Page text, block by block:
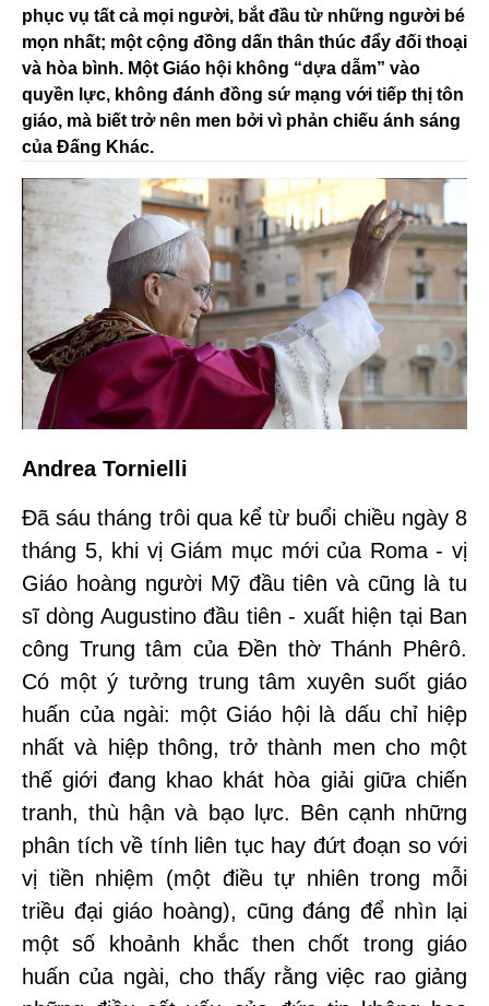
phục vụ tất cả mọi người, bắt đầu từ những người bé
mọn nhất; một cộng đồng dấn thân thúc đẩy đối thoại
và hòa bình. Một Giáo hội không “dựa dẫm” vào
quyền lực, không đánh đồng sứ mạng với tiếp thị tôn
giáo, mà biết trở nên men bởi vì phản chiếu ánh sáng
của Đấng Khác.
Andrea Tornielli
Đã sáu tháng trôi qua kể từ buổi chiều ngày 8
tháng 5, khi vị Giám mục mới của Roma - vị
Giáo hoàng người Mỹ đầu tiên và cũng là tu
sĩ dòng Augustino đầu tiên - xuất hiện tại Ban
công Trung tâm của Đền thờ Thánh Phêrô.
Có một ý tưởng trung tâm xuyên suốt giáo
huấn của ngài: một Giáo hội là dấu chỉ hiệp
nhất và hiệp thông, trở thành men cho một
thế giới đang khao khát hòa giải giữa chiến
tranh, thù hận và bạo lực. Bên cạnh những
phân tích về tính liên tục hay đứt đoạn so với
vị tiền nhiệm (một điều tự nhiên trong mỗi
triều đại giáo hoàng), cũng đáng để nhìn lại
một số khoảnh khắc then chốt trong giáo
huấn của ngài, cho thấy rằng việc rao giảng